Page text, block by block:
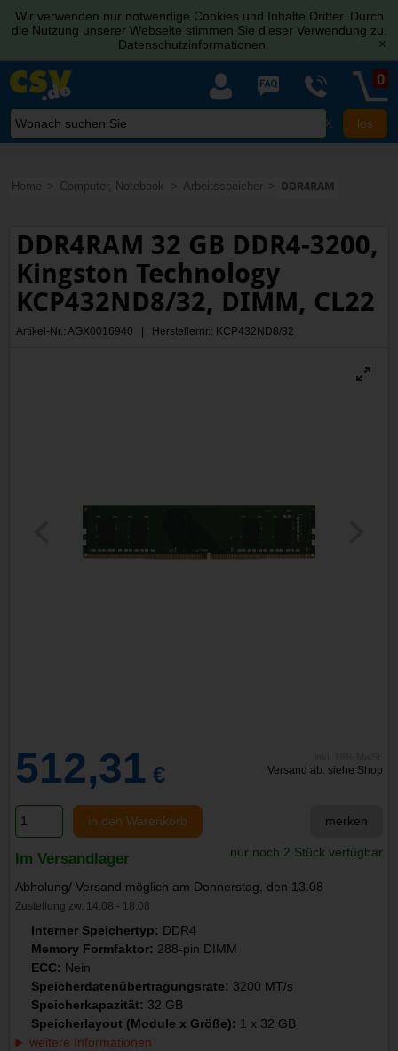
Wir verwenden nur notwendige Cookies und Inhalte Dritter. Durch
die Nutzung unserer Webseite stimmen Sie dieser Verwendung zu.
Datenschutzinformationen
[x]
X
0
Home Computer, Notebook Arbeitsspeicher DDR4RAM
DDR4RAM 32 GB DDR4-3200,
Kingston Technology
KCP432ND8/32, DIMM, CL22
Artikel-Nr.: AGX0016940 | Herstellernr.: KCP432ND8/32
512,31 € Versand ab: siehe Shop
in den Warenkorb merken
Im Versandlager nur noch 2 Stück verfügbar
Abholung/ Versand möglich am Donnerstag, den 13.08
Zustellung zw. 14.08 - 18.08
Interner Speichertyp: DDR4
Memory Formfaktor: 288-pin DIMM
ECC: Nein
Speicherdatenübertragungsrate: 3200 MT/s
Speicherkapazität: 32 GB
Speicherlayout (Module x Größe): 1 x 32 GB
weitere Informationen